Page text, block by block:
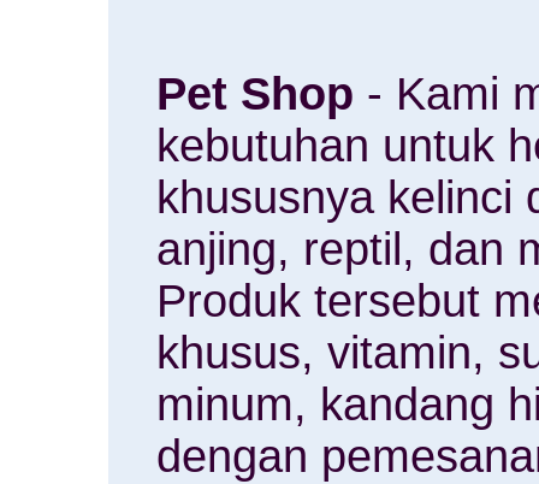
Pet Shop - Kami
kebutuhan untuk
khususnya kelinci
anjing, reptil, dan
Produk tersebut
khusus, vitamin,
minum, kandang
dengan